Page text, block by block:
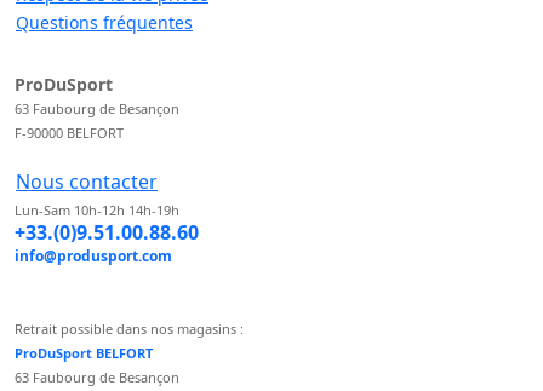
Questions fréquentes
ProDuSport
63 Faubourg de Besançon
F-90000 BELFORT
Nous contacter
Lun-Sam 10h-12h 14h-19h
+33.(0)9.51.00.88.60
info@produsport.com
Retrait possible dans nos magasins :
ProDuSport BELFORT
63 Faubourg de Besançon